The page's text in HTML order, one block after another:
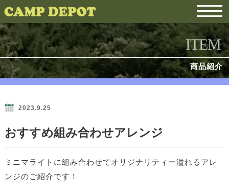
ITEM
商品紹介
2023.9.25
おすすめ組み合わせアレンジ
ミニマライトに組み合わせてオリジナリティー溢れるアレ
ンジのご紹介です！